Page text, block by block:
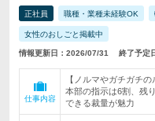
正社員 職種・業種未経験OK
女性のおしごと掲載中
情報更新日：2026/07/31 終了予定
仕事内容
【ノルマやガチガチ
本部の指示は6割、残
できる裁量が魅力